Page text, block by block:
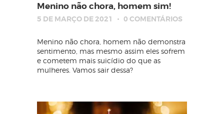
Menino não chora, homem sim!
5 DE MARÇO DE 2021 0 COMENTÁRIOS
Menino não chora, homem não demonstra
sentimento, mas mesmo assim eles sofrem
e cometem mais suicídio do que as
mulheres. Vamos sair dessa?